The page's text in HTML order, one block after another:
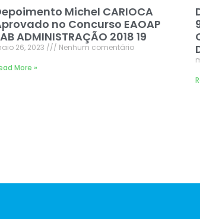
Michel CARIOCA
no Concurso EAOAP
ADMINISTRAÇÃO 2018 19
26, 2023
Nenhum comentário
More »